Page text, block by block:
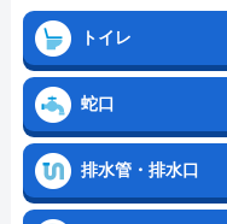
トイレ
蛇口
排水管・排水口